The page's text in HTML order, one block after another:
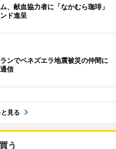
、献血協力者に「なかむら珈琲」
ド進呈
ンでベネズエラ地震被災の仲間に
信
見る
買う